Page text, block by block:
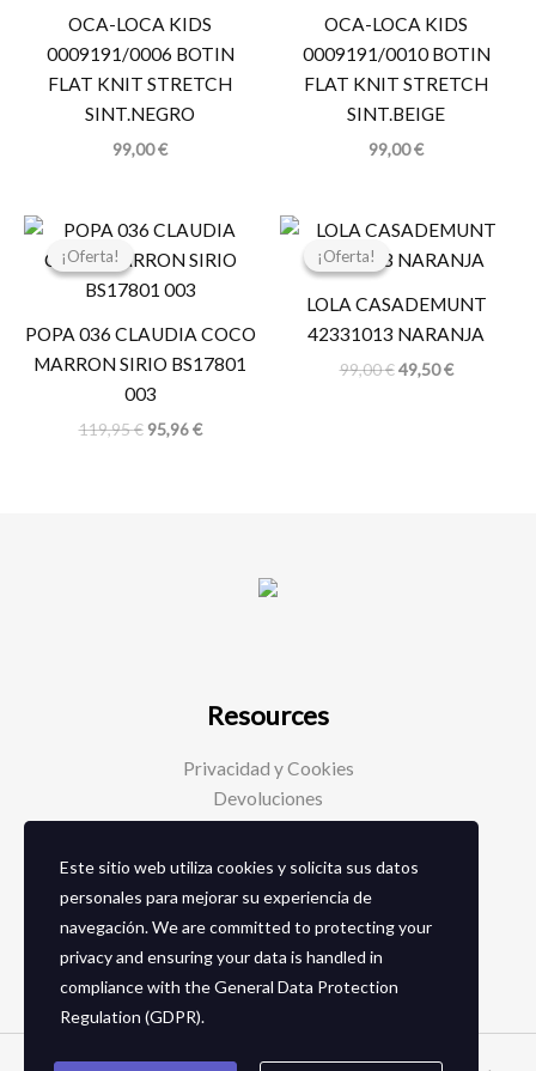
OCA-LOCA KIDS
0009191/0006 BOTIN
FLAT KNIT STRETCH
SINT.NEGRO
99,00€
OCA-LOCA KIDS
0009191/0010 BOTIN
FLAT KNIT STRETCH
SINT.BEIGE
99,00€
¡Oferta!
¡Oferta!
POPA 036 CLAUDIA COCO
MARRON SIRIO BS17801
003
119,95€
El
original
era:
95,96€
El
actual
¡Oferta!
¡Oferta!
LOLA CASADEMUNT
42331013 NARANJA
99,00€
El
original
99,00 €.
49,50€
El
actual
49,50 €.
Resources
Privacidad y Cookies
Devoluciones
Social Media
Facebook
Instagram
Este sitio web utiliza cookies y solicita sus datos
personales para mejorar su experiencia de
navegación. We are committed to protecting your
privacy and ensuring your data is handled in
compliance with theGeneral Data Protection
Regulation (GDPR).